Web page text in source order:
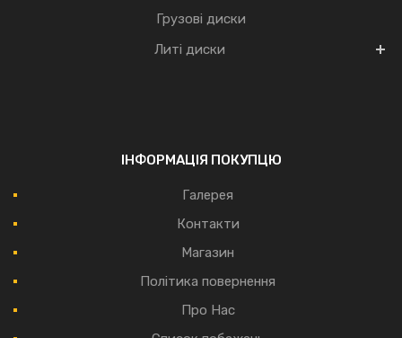
Грузові диски
Литі диски
ІНФОРМАЦІЯ ПОКУПЦЮ
Галерея
Контакти
Магазин
Політика повернення
Про Нас